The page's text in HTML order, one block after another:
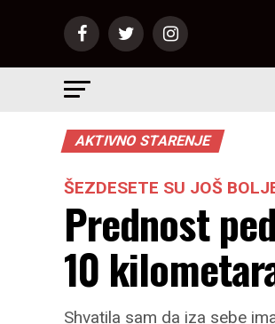
AKTIVNO STARENJE
ŠEZDESETE SU JOŠ
Prednost
10
Shvatila sam da iza sebe